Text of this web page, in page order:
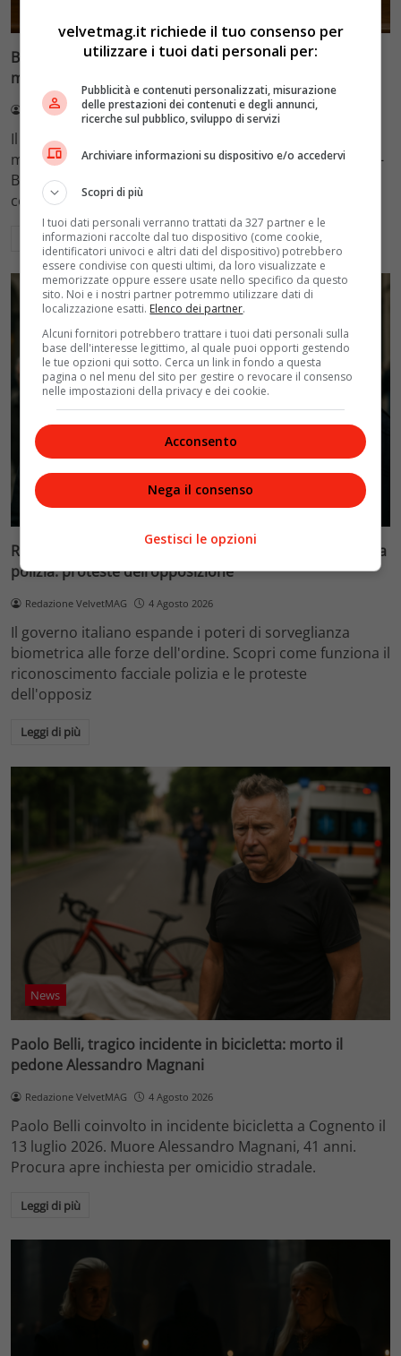
Blasi vs Totti: il giudice riduce l’assegno di
mantenimento a 10.900 euro
Redazione VelvetMAG 4 Agosto 2026
Il Tribunale di Roma ha fissato l'assegno di
mantenimento figli a 10.900 euro mensili nel caso Totti-
Blasi, respingendo la richiesta di 20mila euro della
conduttrice.
Leggi di più
Politica
Riconoscimento facciale, il governo accelera i poteri alla
polizia: proteste dell’opposizione
Redazione VelvetMAG 4 Agosto 2026
Il governo italiano espande i poteri di sorveglianza
biometrica alle forze dell'ordine. Scopri come funziona il
riconoscimento facciale polizia e le proteste
dell'opposiz
Leggi di più
News
Paolo Belli, tragico incidente in bicicletta: morto il
pedone Alessandro Magnani
Redazione VelvetMAG 4 Agosto 2026
Paolo Belli coinvolto in incidente bicicletta a Cognento il
13 luglio 2026. Muore Alessandro Magnani, 41 anni.
Procura apre inchiesta per omicidio stradale.
Leggi di più
velvetmag.it richiede il tuo consenso per
utilizzare i tuoi dati personali per:
Pubblicità e contenuti personalizzati, misurazione
delle prestazioni dei contenuti e degli annunci,
ricerche sul pubblico, sviluppo di servizi
Archiviare informazioni su dispositivo e/o accedervi
Scopri di più
I tuoi dati personali verranno trattati da 327 partner e le
informazioni raccolte dal tuo dispositivo (come cookie,
identificatori univoci e altri dati del dispositivo) potrebbero
essere condivise con questi ultimi, da loro visualizzate e
memorizzate oppure essere usate nello specifico da questo
sito. Noi e i nostri partner potremmo utilizzare dati di
localizzazione esatti. Elenco dei partner.
Alcuni fornitori potrebbero trattare i tuoi dati personali sulla
base dell'interesse legittimo, al quale puoi opporti gestendo
le tue opzioni qui sotto. Cerca un link in fondo a questa
pagina o nel menu del sito per gestire o revocare il consenso
nelle impostazioni della privacy e dei cookie.
Acconsento
Nega il consenso
Gestisci le opzioni